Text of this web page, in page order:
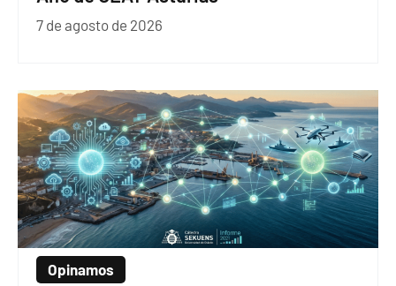
7 de agosto de 2026
Opinamos